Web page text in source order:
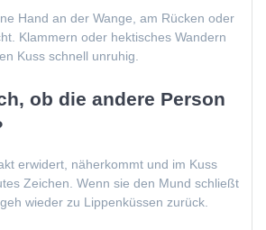
Hand an der Wange, am Rücken oder
Klammern oder hektisches Wandern
Kuss schnell unruhig.
ob die andere Person
erwidert, näherkommt und im Kuss
Zeichen. Wenn sie den Mund schließt
wieder zu Lippenküssen zurück.